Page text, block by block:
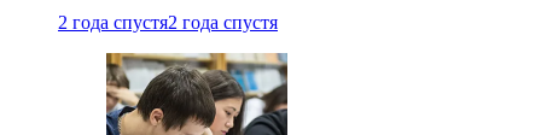
2 года спустя2 года спустя